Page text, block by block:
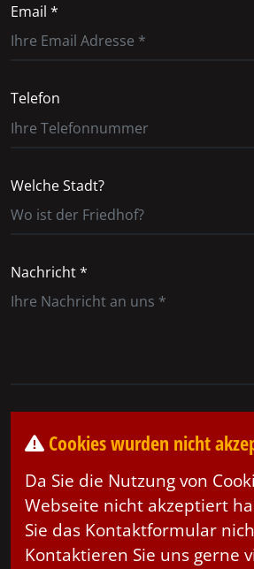
Email *
Telefon
Welche Stadt?
Nachricht *
Cookies wurden nicht
Da Sie die Nutzung von
Webseite nicht akzeptiert
Sie das Kontaktformular
Kontaktieren Sie uns gerne